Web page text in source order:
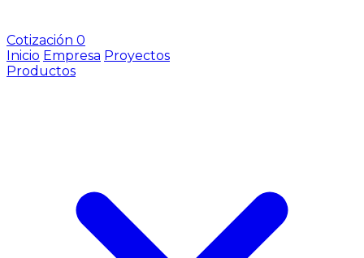
Cotización 0
Inicio Empresa Proyectos
Productos